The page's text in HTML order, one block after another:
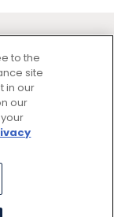
to the
site
in our
our